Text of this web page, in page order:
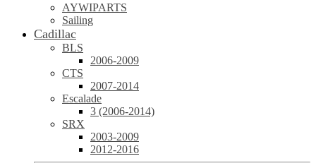
AYWIPARTS
Sailing
Cadillac
BLS
2006-2009
CTS
2007-2014
Escalade
3 (2006-2014)
SRX
2003-2009
2012-2016